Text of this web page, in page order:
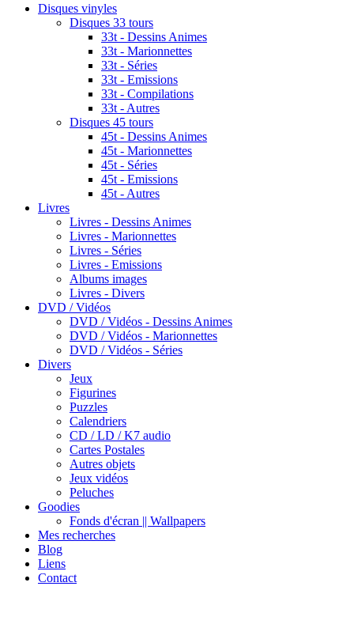
Disques vinyles
Disques 33 tours
33t - Dessins Animes
33t - Marionnettes
33t - Séries
33t - Emissions
33t - Compilations
33t - Autres
Disques 45 tours
45t - Dessins Animes
45t - Marionnettes
45t - Séries
45t - Emissions
45t - Autres
Livres
Livres - Dessins Animes
Livres - Marionnettes
Livres - Séries
Livres - Emissions
Albums images
Livres - Divers
DVD / Vidéos
DVD / Vidéos - Dessins Animes
DVD / Vidéos - Marionnettes
DVD / Vidéos - Séries
Divers
Jeux
Figurines
Puzzles
Calendriers
CD / LD / K7 audio
Cartes Postales
Autres objets
Jeux vidéos
Peluches
Goodies
Fonds d'écran || Wallpapers
Mes recherches
Blog
Liens
Contact